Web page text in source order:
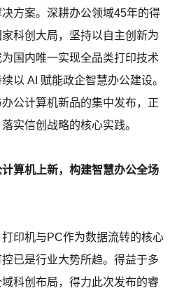
方案。深耕办公领域45年的得
科创大局，坚持以自主创新为
国内唯一实现全品类打印技术
以 AI 赋能政企智慧办公建设。
公计算机新品的集中发布，正
实信创战略的核心实践。
算机上新，构建智慧办公全场
印机与PC作为数据流转的核心
已是行业大势所趋。得益于多
科创布局，得力此次发布的睿